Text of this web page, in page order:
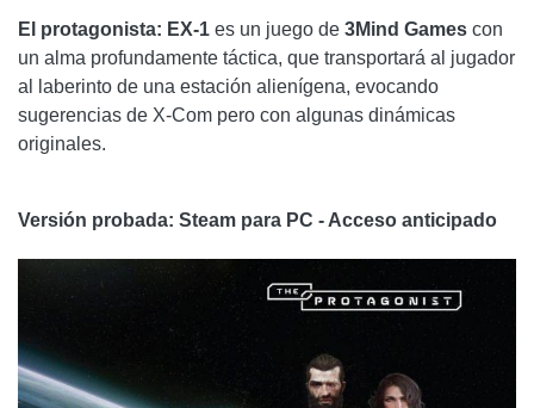
El protagonista: EX-1 es un juego de 3Mind Games con
un alma profundamente táctica, que transportará al jugador
al laberinto de una estación alienígena, evocando
sugerencias de X-Com pero con algunas dinámicas
originales.
Versión probada: Steam para PC - Acceso anticipado